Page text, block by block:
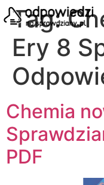
Tag:
Ery 8
Chemia
PDF